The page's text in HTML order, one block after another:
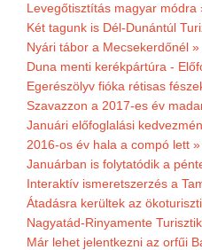
Levegőtisztítás magyar módra
Két tagunk is Dél-Dunántúl
Nyári tábor a Mecsekerdőnél »
Duna menti kerékpártúra -
Egerészölyv fióka rétisas
Szavazzon a 2017-es év
Januári előfoglalási
2016-os év hala a compó lett »
Januárban is folytatódik a
Interaktív ismeretszerzés a
Átadásra kerültek az
Nagyatád-Rinyamente
Már lehet jelentkezni az orfűi